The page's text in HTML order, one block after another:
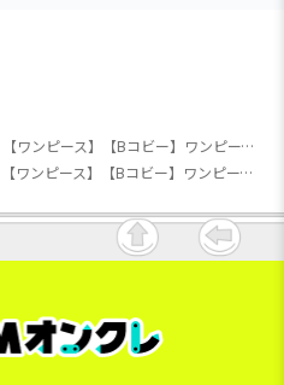
【ワンピース】【Bコビー】ワンピース Paldolce collection vol.4
【ワンピース】【Bコビー】ワンピース Paldolce collection vol.4